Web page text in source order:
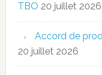
TBO 20 juillet 2026
Accord de
20 juillet 2026